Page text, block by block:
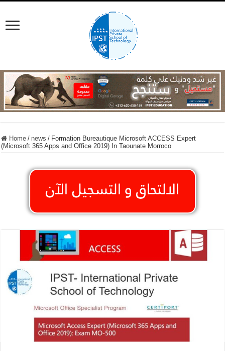
Home / news / Formation Bureautique Microsoft ACCESS Expert
(Microsoft 365 Apps and Office 2019) In Taounate Morroco